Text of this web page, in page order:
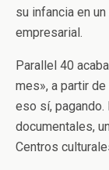
su infancia en
empresarial.
Parallel 40
mes», a partir
eso sí, pagando.
documentales,
Centros